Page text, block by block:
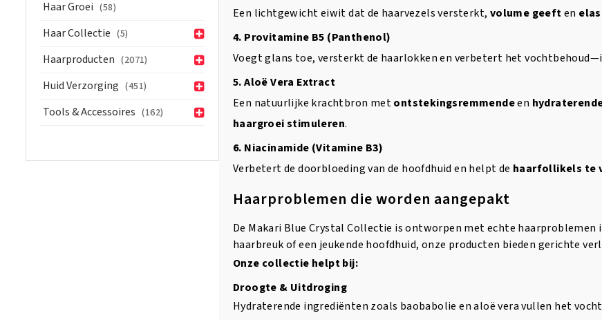
Haar Groei (58)
Haar Collectie (5)
Haarproducten (2071)
Huid Verzorging (451)
Tools & Accessoires (162)
Een lichtgewicht eiwit dat de haarvezels versterkt, volume geeften
4. Provitamine B5 (Panthenol)
Voegt glans toe, versterkt de haarlokken en verbetert het
5. Aloë Vera Extract
Een natuurlijke krachtbron metontstekingsremmendeen
haargroei stimuleren.
6. Niacinamide (Vitamine B3)
Verbetert de doorbloeding van de hoofdhuid en helpt de haarfollikels te
Haarproblemen die worden aangepakt
De Makari Blue Crystal Collectie is ontworpen met echte
haarbreuk of een jeukende hoofdhuid, onze producten bieden gerichte
Onze collectie helpt bij:
Droogte & Uitdroging
Hydraterende ingrediënten zoals baobabolie en aloë vera vullen het